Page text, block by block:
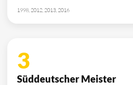
1998, 2012, 2013, 2016
3
Süddeutscher Meister